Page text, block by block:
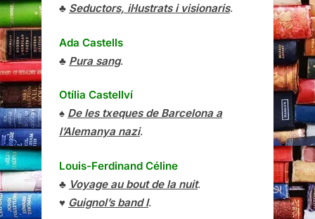
♣ Seductors, il·lustrats i visionaris.
Ada Castells
♣ Pura sang.
Otília Castellví
♠ De les txeques de Barcelona a
l’Alemanya nazi.
Louis-Ferdinand Céline
♣ Voyage au bout de la nuit.
♥ Guignol’s band I.